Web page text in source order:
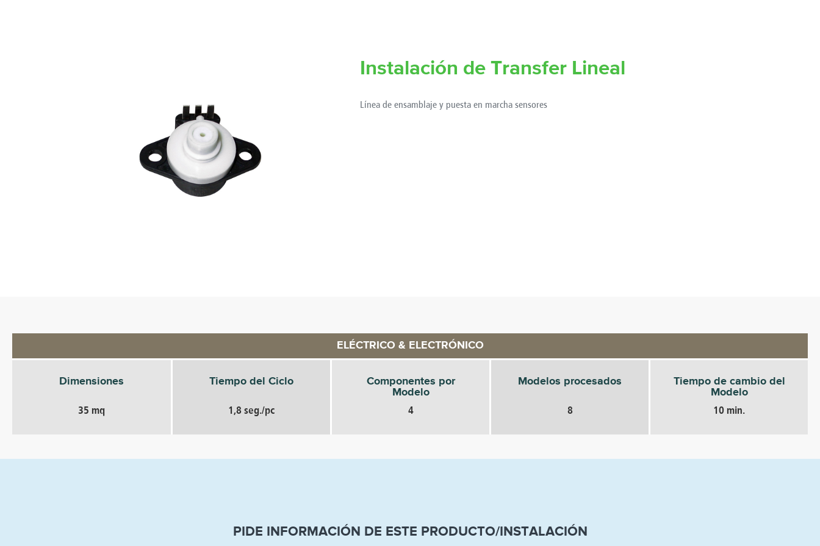
Instalación de Transfer Lineal
Línea de ensamblaje y puesta en marcha sensores
ELÉCTRICO & ELECTRÓNICO
Dimensiones
35 mq
Tiempo del Ciclo
1,8 seg./pc
Componentes por
Modelo
4
Modelos procesados
8
Tiempo de cambio del
Modelo
10 min.
PIDE INFORMACIÓN DE ESTE PRODUCTO/INSTALACIÓN